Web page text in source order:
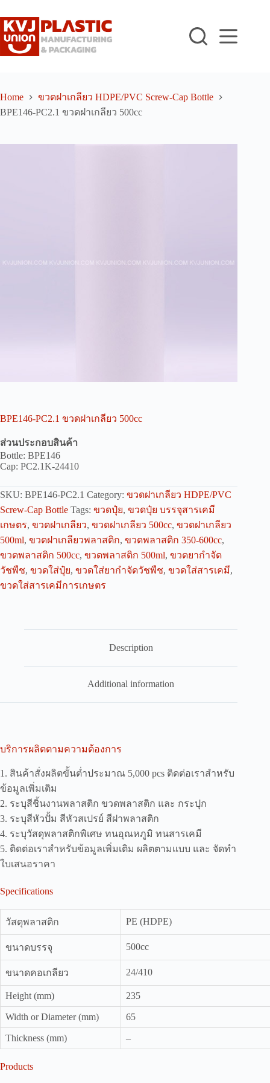
to
content
Home
ขวดฝาเกลียว HDPE/PVC Screw-Cap Bottle
BPE146-PC2.1 ขวดฝาเกลียว 500cc
BPE146-PC2.1 ขวดฝาเกลียว 500cc
ส่วนประกอบสินค้า
Bottle: BPE146
Cap: PC2.1K-24410
SKU: BPE146-PC2.1 Category: ขวดฝาเกลียว HDPE/PVC
Screw-Cap Bottle Tags: ขวดปุ๋ย, ขวดปุ๋ย บรรจุสารเคมี
เกษตร, ขวดฝาเกลียว, ขวดฝาเกลียว 500cc, ขวดฝาเกลียว
500ml, ขวดฝาเกลียวพลาสติก, ขวดพลาสติก 350-600cc,
ขวดพลาสติก 500cc, ขวดพลาสติก 500ml, ขวดยากำจัด
วัชพืช, ขวดใส่ปุ๋ย, ขวดใส่ยากำจัดวัชพืช, ขวดใส่สารเคมี,
ขวดใส่สารเคมีการเกษตร
Description
Additional information
บริการผลิตตามความต้องการ
1. สินค้าสั่งผลิตขั้นต่ำประมาณ 5,000 pcs ติดต่อเราสำหรับ
ข้อมูลเพิ่มเติม
2. ระบุสีชิ้นงานพลาสติก ขวดพลาสติก และ กระปุก
3. ระบุสีหัวปั้ม สีหัวสเปรย์ สีฝาพลาสติก
4. ระบุวัสดุพลาสติกพิเศษ ทนอุณหภูมิ ทนสารเคมี
5. ติดต่อเราสำหรับข้อมูลเพิ่มเติม ผลิตตามแบบ และ จัดทำ
ใบเสนอราคา
Specifications
วัสดุพลาสติก PE (HDPE)
ขนาดบรรจุ 500cc
ขนาดคอเกลียว 24/410
Height (mm) 235
Width or Diameter (mm) 65
Thickness (mm) –
Products